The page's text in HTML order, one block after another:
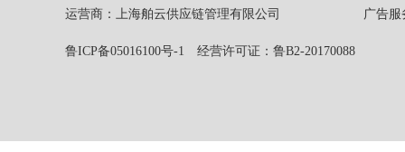
运营商：上海舶云供应链管理有限公司 广告服务热
鲁ICP备05016100号-1 经营许可证：鲁B2-20170088